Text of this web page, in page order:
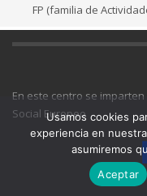
FP (familia de
En este centro se
Social Europeo
Usamos cookies
experiencia en
asumiremos
Aceptar